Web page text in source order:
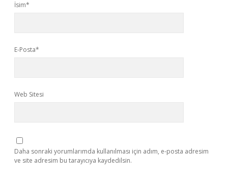
İsim*
E-Posta*
Web Sitesi
Daha sonraki yorumlarımda kullanılması için adım, e-posta adresim
ve site adresim bu tarayıcıya kaydedilsin.